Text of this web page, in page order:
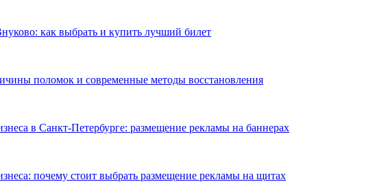
как выбрать и купить лучший билет
поломок и современные методы восстановления
в Санкт-Петербурге: размещение рекламы на баннерах
почему стоит выбрать размещение рекламы на щитах